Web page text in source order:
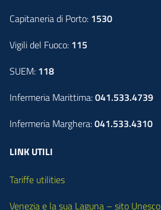
Capitaneria di Porto: 1530
Vigili del Fuoco: 115
SUEM: 118
Infermeria Marittima:041.533.4739
Infermeria Marghera:041.533.4310
LINK UTILI
Tariffe utilities
Venezia e la sua Laguna – sito Unesco